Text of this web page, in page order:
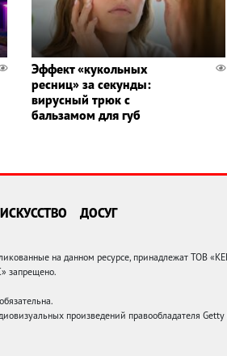
Эффект «кукольных
ресниц» за секунды:
вирусный трюк с
бальзамом для губ
ИСКУССТВО ДОСУГ
на данном ресурсе, принадлежат ТОВ
запрещено.
обязательна.
произведений правообладателя Getty